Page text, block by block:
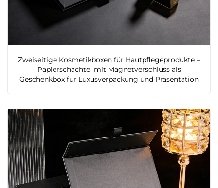
Zweiseitige Kosmetikboxen für Hautpflegeprodukte –
Papierschachtel mit Magnetverschluss als
Geschenkbox für Luxusverpackung und Präsentation